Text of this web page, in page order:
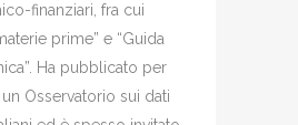
finanziari, fra cui
prime” e “Guida
Ha pubblicato per
Osservatorio sui dati